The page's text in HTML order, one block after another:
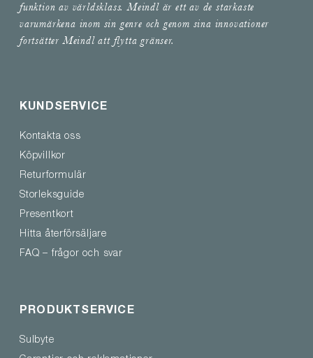
funktion av världsklass. Meindl är ett av de starkaste
varumärkena inom sin genre och genom sina innovationer
fortsätter Meindl att flytta gränser.
KUNDSERVICE
Kontakta oss
Köpvillkor
Returformulär
Storleksguide
Presentkort
Hitta återförsäljare
FAQ – frågor och svar
PRODUKTSERVICE
Sulbyte